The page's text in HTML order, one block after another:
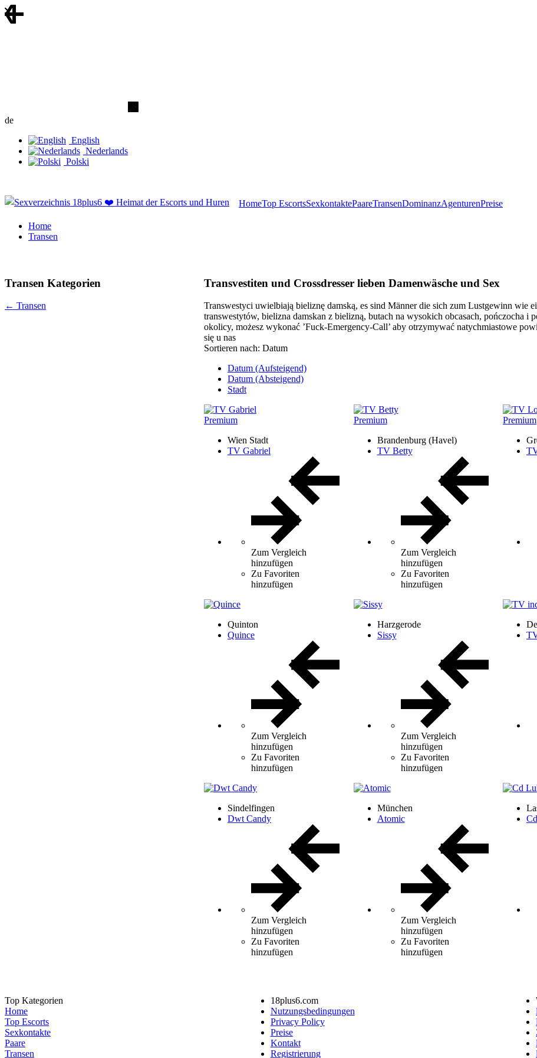
de
English
Nederlands
Polski
HomeTop EscortsSexkontaktePaareTransenDominanzAgenturenPreise
Home
Transen
Transen Kategorien
← Transen
Transvestiten und Crossdresser lieben Damenwäsche und Sex
Transwestyci uwielbiają bieliznę damską, es sind Männer die sich zum Lustgewinn wie
transwestytów, bielizna damskan z bielizną, butach na wysokich obcasach, pończocha i
okolicy, możesz wykonać ’Fuck-Emergency-Call’ aby otrzymywać natychmiastowe
się u nas
Sortieren nach: Datum
Datum (Aufsteigend)
Datum (Absteigend)
Stadt
Premium
Wien Stadt
TV Gabriel
Zum Vergleich
hinzufügen
Zu Favoriten
hinzufügen
Premium
Brandenburg (Havel)
TV Betty
Zum Vergleich
hinzufügen
Zu Favoriten
hinzufügen
Premium
Quinton
Quince
Zum Vergleich
hinzufügen
Zu Favoriten
hinzufügen
Harzgerode
Sissy
Zum Vergleich
hinzufügen
Zu Favoriten
hinzufügen
Sindelfingen
Dwt Candy
Zum Vergleich
hinzufügen
Zu Favoriten
hinzufügen
München
Atomic
Zum Vergleich
hinzufügen
Zu Favoriten
hinzufügen
Top Kategorien
Home
Top Escorts
Sexkontakte
Paare
Transen
18plus6.com
Nutzungsbedingungen
Privacy Policy
Preise
Kontakt
Registrierung